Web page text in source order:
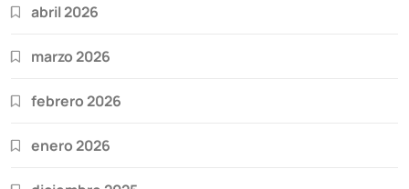
abril 2026
marzo 2026
febrero 2026
enero 2026